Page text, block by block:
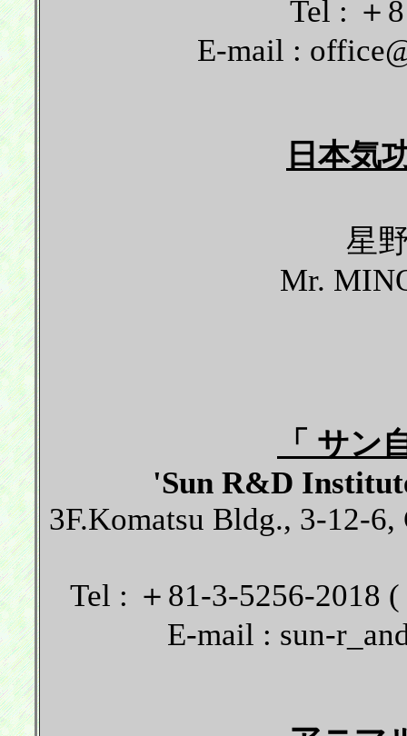
Tel : ＋
E-mail :
日本気
星
Mr.
「 サン
'Sun R&D
3F.Komatsu Bldg., 3-12-
Tel : ＋81-3-5256-2018
E-mail : sun-